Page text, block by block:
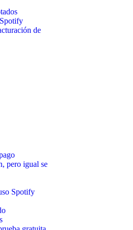
de
pero igual se
Spotify